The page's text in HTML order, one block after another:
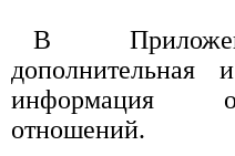
В
дополнительная
информация
отношений.